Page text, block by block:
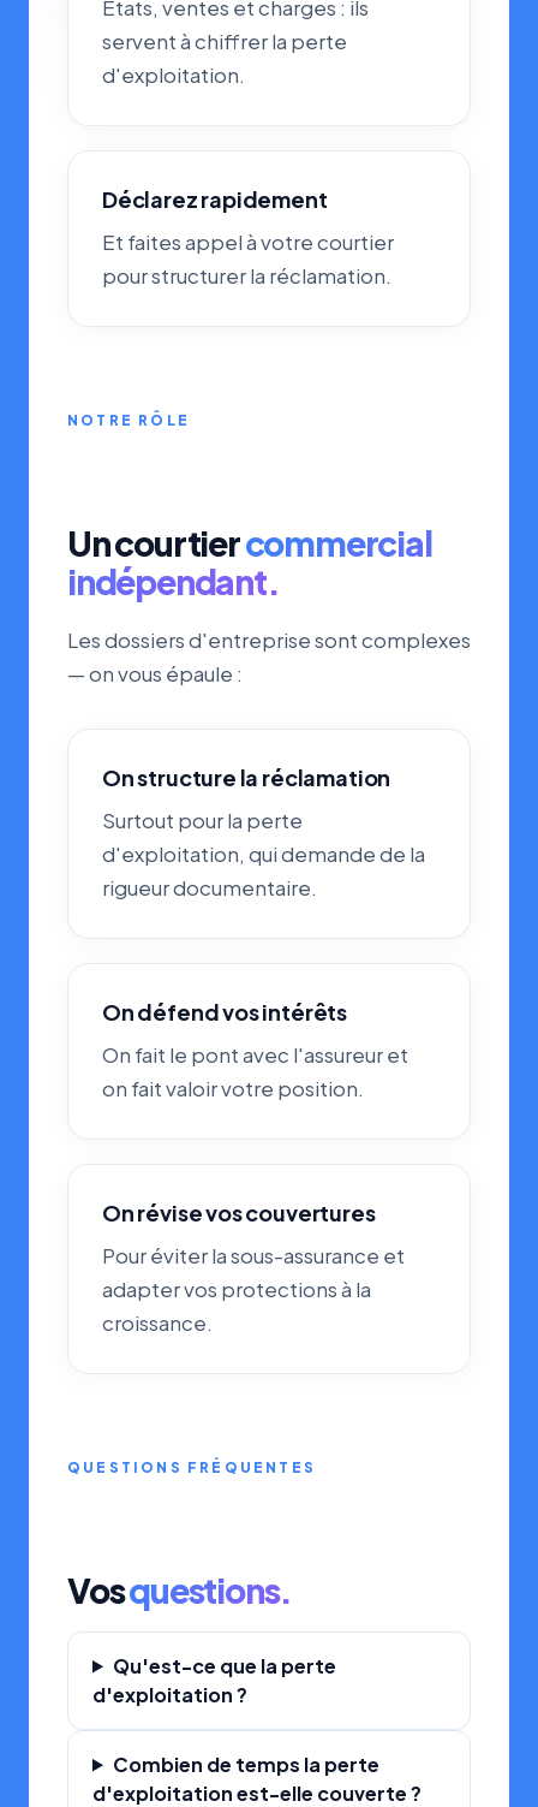
États, ventes et charges : ils
servent à chiffrer la perte
d'exploitation.
Déclarez rapidement
Et faites appel à votre courtier
pour structurer la réclamation.
NOTRE RÔLE
Un courtiercommercial
indépendant.
Les dossiers d'entreprise sont complexes
— on vous épaule :
On structure la réclamation
Surtout pour la perte
d'exploitation, qui demande de la
rigueur documentaire.
On défend vos intérêts
On fait le pont avec l'assureur et
on fait valoir votre position.
On révise vos couvertures
Pour éviter la sous-assurance et
adapter vos protections à la
croissance.
QUESTIONS FRÉQUENTES
Vosquestions.
Qu'est-ce que la perte
d'exploitation ?
Combien de temps la perte
d'exploitation est-elle couverte ?